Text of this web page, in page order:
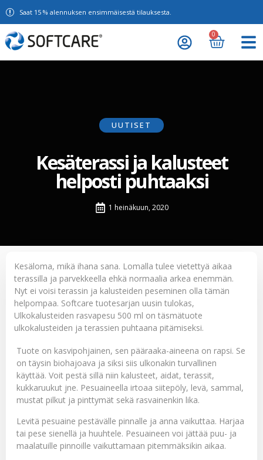
Saat 15 % alennuksen ensimmäisestä tilauksesta.
0
UUTISET
Kesäterassi ja kalusteet
helposti puhtaaksi
1 heinäkuun, 2020
Kesäloma, mikä ihana sana. Lomalla tulee vietettyä aikaa
terassilla ja parvekkeella ehkä normaalia arkea enemmän.
Nyt ei voisi terassin ja kalusteiden peseminen olla tämän
helpompaa. Softcare tuotesarjan uusin tulokas,
Ulkokalusteiden rasvapesu 500 ml on täsmätuote
ulkokalusteiden ja terassien puhtaana pitämiseksi.
Tuote on kasvipohjainen, sen pääraaka-aineena on rapsi. Se
on täysin biohajoava ja siksi siis ulkonakin turvallinen
käyttää. Voit pestä sillä niin kalusteet, aidat, terassit,
kukkaruukut jne. Pesuaineella irtoaa siitepöly, levä, sammal,
mustat pilkut ja pinttymät sekä rasvainenkin lika.
Levitä pesuaine pestävälle pinnalle ja anna vaikuttaa. Harjaa
tai pese sienellä ja huuhtele. Pesuaineen voi jättää puu- ja
maalatuille pinnoille vaikuttamaan pitemmäksikin aikaa.